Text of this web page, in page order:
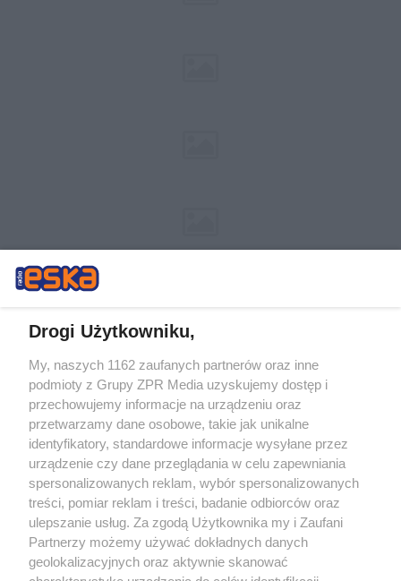
Żaden utwór zamieszczony w serwisie nie może być powielany i
rozpowszechniany lub dalej rozpowszechniany w jakikolwiek sposób (w
tym także elektroniczny lub mechaniczny) na jakimkolwiek polu
eksploatacji w jakiejkolwiek formie, włącznie z umieszczaniem w
Internecie bez pisemnej zgody właściciela praw. Jakiekolwiek użycie lub
wykorzystanie utworów w całości lub w części z naruszeniem prawa,
tzn. bez właściwej zgody, jest zabronione pod groźbą kary i może być
ścigane prawnie.
Drogi Użytkowniku,
My, naszych 1162 zaufanych partnerów oraz inne
podmioty z Grupy ZPR Media uzyskujemy dostęp i
przechowujemy informacje na urządzeniu oraz
przetwarzamy dane osobowe, takie jak unikalne
identyfikatory, standardowe informacje wysyłane przez
urządzenie czy dane przeglądania w celu zapewniania
spersonalizowanych reklam, wybór spersonalizowanych
treści, pomiar reklam i treści, badanie odbiorców oraz
ulepszanie usług. Za zgodą Użytkownika my i Zaufani
Partnerzy możemy używać dokładnych danych
geolokalizacyjnych oraz aktywnie skanować